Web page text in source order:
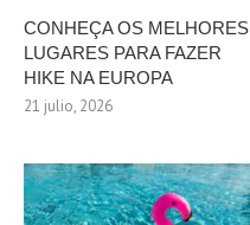
CONHEÇA OS MELHORES
LUGARES PARA FAZER
HIKE NA EUROPA
21 julio, 2026